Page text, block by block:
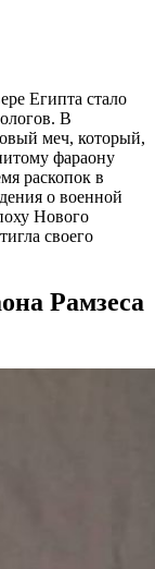
Египта стало
В
меч, который,
фараону
раскопок в
о военной
Нового
своего
Рамзеса